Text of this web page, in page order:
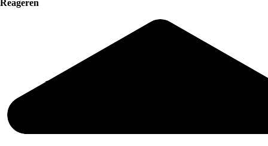
Reageren